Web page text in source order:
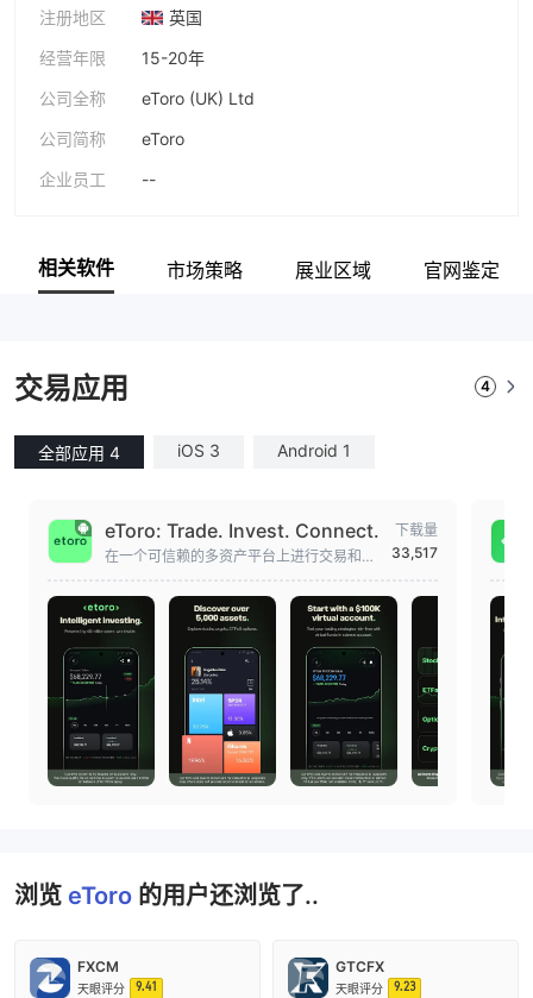
注册地区
英国
经营年限
15-20年
公司全称
eToro (UK) Ltd
公司简称
eToro
企业员工
--
相关软件 市场策略 展业区域 官网鉴定
交易应用 4
全部应用 4 iOS 3 Android 1
eToro: Trade. Invest. Connect.
在一个可信赖的多资产平台上进行交易和投
下载量
33,517
浏览 eToro 的用户还浏览了..
FXCM
天眼评分 9.41
GTCFX
天眼评分 9.23